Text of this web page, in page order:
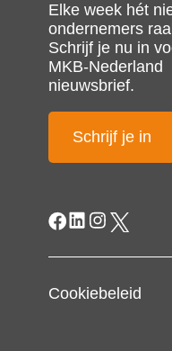
Elke week hét
ondernemers
Schrijf je nu in
MKB-Nederland
nieuwsbrief.
Schrijf je in
Cookiebeleid